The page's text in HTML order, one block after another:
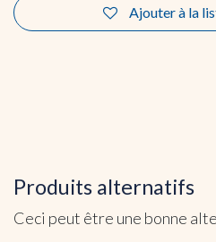
Ajouter à la
Produits alternatifs
Ceci peut être une bonne